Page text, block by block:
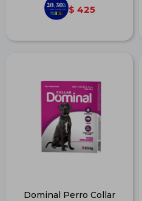
$ 425
Dominal Perro Collar